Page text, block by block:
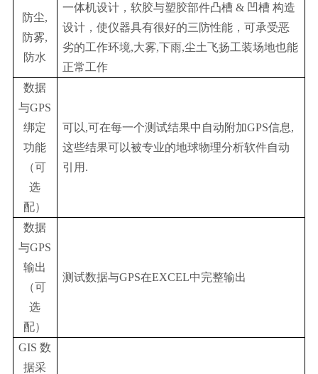
防尘,
防雾,
防水
一体机设计，软胶与塑胶部件凸槽 & 凹槽 构造
设计，使仪器具有很好的三防性能，可承受恶
劣的工作环境,大雾,下雨,尘土飞扬工装场地也能
正常工作
数据
与GPS
绑定
功能
（可
选
配）
可以,可在每一个测试结果中自动附加GPS信息,
这些结果可以被专业的地球物理分析软件自动
引用.
数据
与GPS
输出
（可
选
配）
测试数据与GPS在EXCEL中完整输出
GIS 数
据采